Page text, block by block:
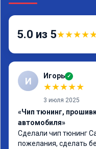
5.0 из 5★★★★
И Игорь ✓
★★★★★
3 июля 2025
«Чип тюнинг,
автомобиля»
Сделали чип тюнинг
пожелания, сделать